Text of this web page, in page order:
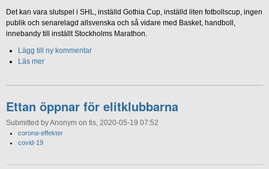
Det kan vara slutspel i SHL, inställd Gothia Cup, inställd liten fotbollscup, ingen
publik och senarelagd allsvenska och så vidare med Basket, handboll,
innebandy till inställt Stockholms Marathon.
Lägg till ny kommentar
Läs mer
Ettan öppnar för elitklubbarna
Submitted by Anonym on tis, 2020-05-19 07:52
corona-effekter
covid-19